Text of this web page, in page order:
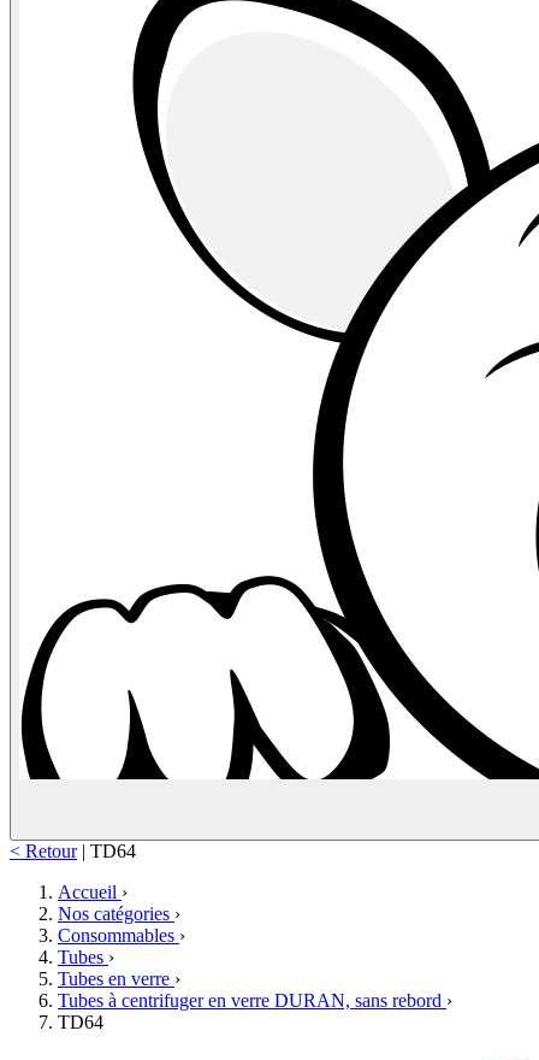
< Retour | TD64
Accueil ›
Nos catégories ›
Consommables ›
Tubes ›
Tubes en verre ›
Tubes à centrifuger en verre DURAN, sans rebord ›
TD64